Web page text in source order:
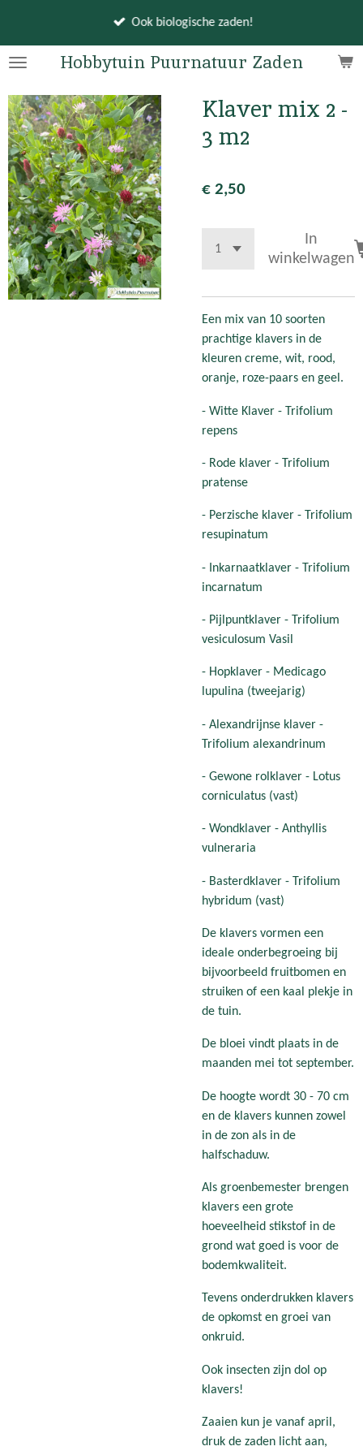
naar
hoofdinhoud
Hobbytuin Puurnatuur Zaden
Ook biologische zaden!
Klaver mix 2 -
3 m2
€ 2,50
In
winkelwagen
Een mix van 10 soorten
prachtige klavers in de
kleuren creme, wit, rood,
oranje, roze-paars en geel.
- Witte Klaver - Trifolium
repens
- Rode klaver - Trifolium
pratense
- Perzische klaver - Trifolium
resupinatum
- Inkarnaatklaver - Trifolium
incarnatum
- Pijlpuntklaver - Trifolium
vesiculosum Vasil
- Hopklaver - Medicago
lupulina (tweejarig)
- Alexandrijnse klaver -
Trifolium alexandrinum
- Gewone rolklaver - Lotus
corniculatus (vast)
- Wondklaver - Anthyllis
vulneraria
- Basterdklaver - Trifolium
hybridum (vast)
De klavers vormen een
ideale onderbegroeing bij
bijvoorbeeld fruitbomen en
struiken of een kaal plekje in
de tuin.
De bloei vindt plaats in de
maanden mei tot september.
De hoogte wordt 30 - 70 cm
en de klavers kunnen zowel
in de zon als in de
halfschaduw.
Als groenbemester brengen
klavers een grote
hoeveelheid stikstof in de
grond wat goed is voor de
bodemkwaliteit.
Tevens onderdrukken klavers
de opkomst en groei van
onkruid.
Ook insecten zijn dol op
klavers!
Zaaien kun je vanaf april,
druk de zaden licht aan,